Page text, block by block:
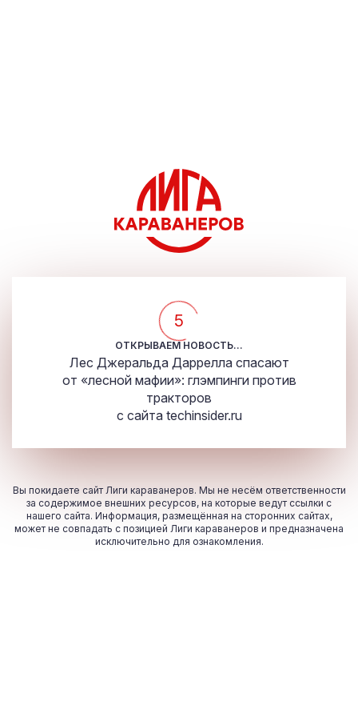
5
ОТКРЫВАЕМ НОВОСТЬ...
Лес Джеральда Даррелла спасают
от «лесной мафии»: глэмпинги против
тракторов
с сайта techinsider.ru
Вы покидаете сайт Лиги караванеров. Мы не несём ответственности
за содержимое внешних ресурсов, на которые ведут ссылки с
нашего сайта. Информация, размещённая на сторонних сайтах,
может не совпадать с позицией Лиги караванеров и предназначена
исключительно для ознакомления.